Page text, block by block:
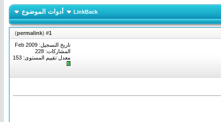
LinkBack أدوات الموضوع
1
(
permalink
)
تاريخ التسجيل: Feb 2009
المشاركات: 228
معدل تقييم المستوى: 153